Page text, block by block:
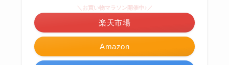
Amazon
＼お買い物マラソン開催中♪／
楽天市場